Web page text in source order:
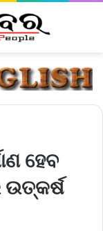
ହେବ